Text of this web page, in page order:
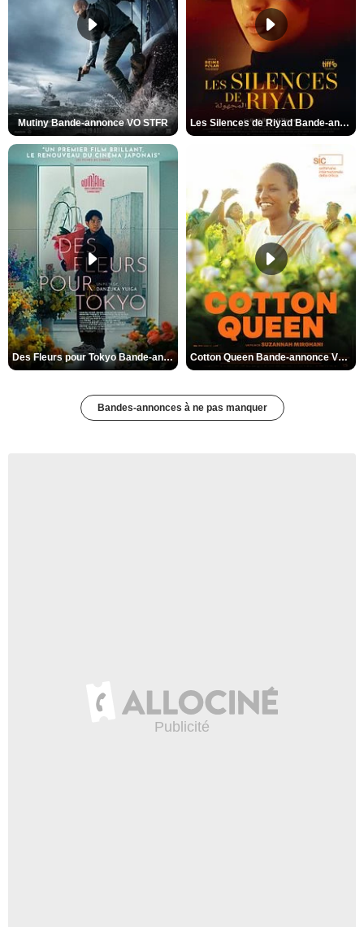
Mutiny Bande-annonce VO STFR Les Silences de Riyad Bande-annonce VO STFR
Des Fleurs pour Tokyo Bande-annonce VO STFR Cotton Queen Bande-annonce VO STFR
Bandes-annonces à ne pas manquer